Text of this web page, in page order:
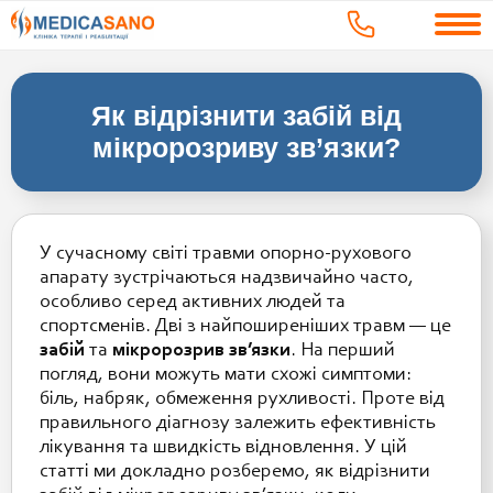
Як відрізнити забій від
мікророзриву зв’язки?
У сучасному світі травми опорно-рухового
апарату зустрічаються надзвичайно часто,
особливо серед активних людей та
спортсменів. Дві з найпоширеніших травм — це
забій та мікророзрив зв’язки. На перший
погляд, вони можуть мати схожі симптоми:
біль, набряк, обмеження рухливості. Проте від
правильного діагнозу залежить ефективність
лікування та швидкість відновлення. У цій
статті ми докладно розберемо, як відрізнити